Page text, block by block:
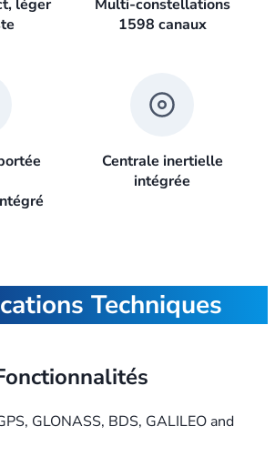
léger
Multi-constellations
1598 canaux
Centrale inertielle
intégrée
Techniques
GLONASS, BDS, GALILEO and